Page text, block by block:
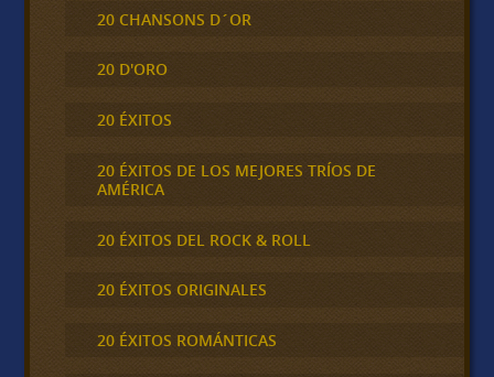
20 CHANSONS D´OR
20 D'ORO
20 ÉXITOS
20 ÉXITOS DE LOS MEJORES TRÍOS DE
AMÉRICA
20 ÉXITOS DEL ROCK & ROLL
20 ÉXITOS ORIGINALES
20 ÉXITOS ROMÁNTICAS